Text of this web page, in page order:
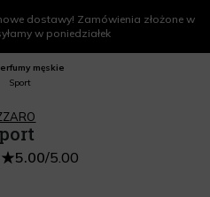
dostawy! Zamówienia złożone w
w poniedziałek
męskie
Sport
5.00/5.00